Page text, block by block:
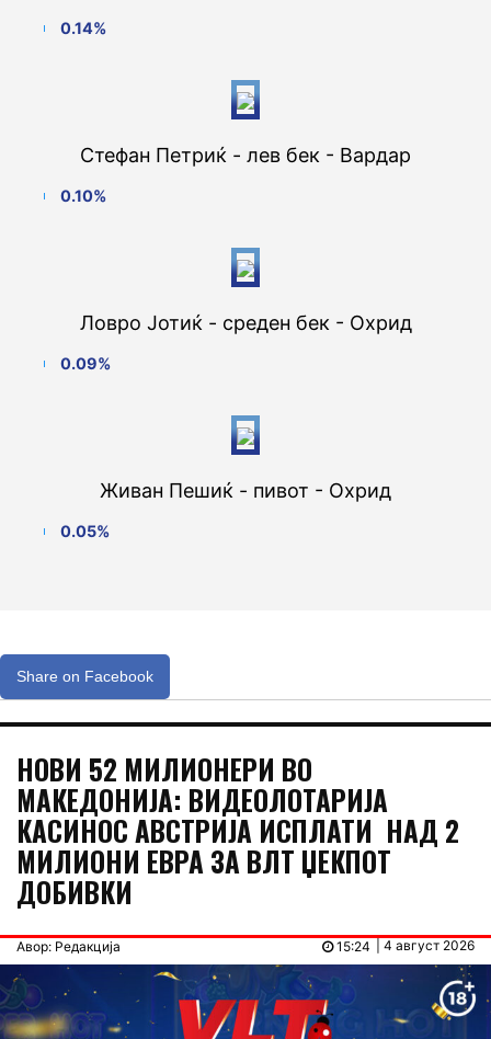
0.14%
Стефан Петриќ - лев бек - Вардар
0.10%
Ловро Јотиќ - среден бек - Охрид
0.09%
Живан Пешиќ - пивот - Охрид
0.05%
Share on Facebook
НОВИ 52 МИЛИОНЕРИ ВО
МАКЕДОНИЈА: ВИДЕОЛОТАРИЈА
КАСИНОС АВСТРИЈА ИСПЛАТИ НАД 2
МИЛИОНИ ЕВРА ЗА ВЛТ ЏЕКПОТ
ДОБИВКИ
Авор: Редакција | 4 август 2026
15:24